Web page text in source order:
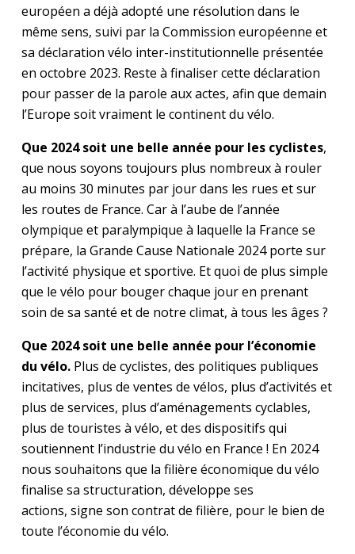
européen a déjà adopté une résolution dans le
même sens, suivi par la Commission européenne et
sa déclaration vélo inter-institutionnelle présentée
en octobre 2023. Reste à finaliser cette déclaration
pour passer de la parole aux actes, afin que demain
l’Europe soit vraiment le continent du vélo.
Que 2024 soit une belle année pour les cyclistes,
que nous soyons toujours plus nombreux à rouler
au moins 30 minutes par jour dans les rues et sur
les routes de France. Car à l’aube de l’année
olympique et paralympique à laquelle la France se
prépare, la Grande Cause Nationale 2024 porte sur
l’activité physique et sportive. Et quoi de plus simple
que le vélo pour bouger chaque jour en prenant
soin de sa santé et de notre climat, à tous les âges ?
Que 2024 soit une belle année pour l’économie
du vélo.Plus de cyclistes, des politiques publiques
incitatives, plus de ventes de vélos, plus d’activités et
plus de services, plus d’aménagements cyclables,
plus de touristes à vélo, et des dispositifs qui
soutiennent l’industrie du vélo en France ! En 2024
nous souhaitons que la filière économique du vélo
finalise sa structuration, développe ses
actions, signe son contrat de filière, pour le bien de
toute l’économie du vélo.